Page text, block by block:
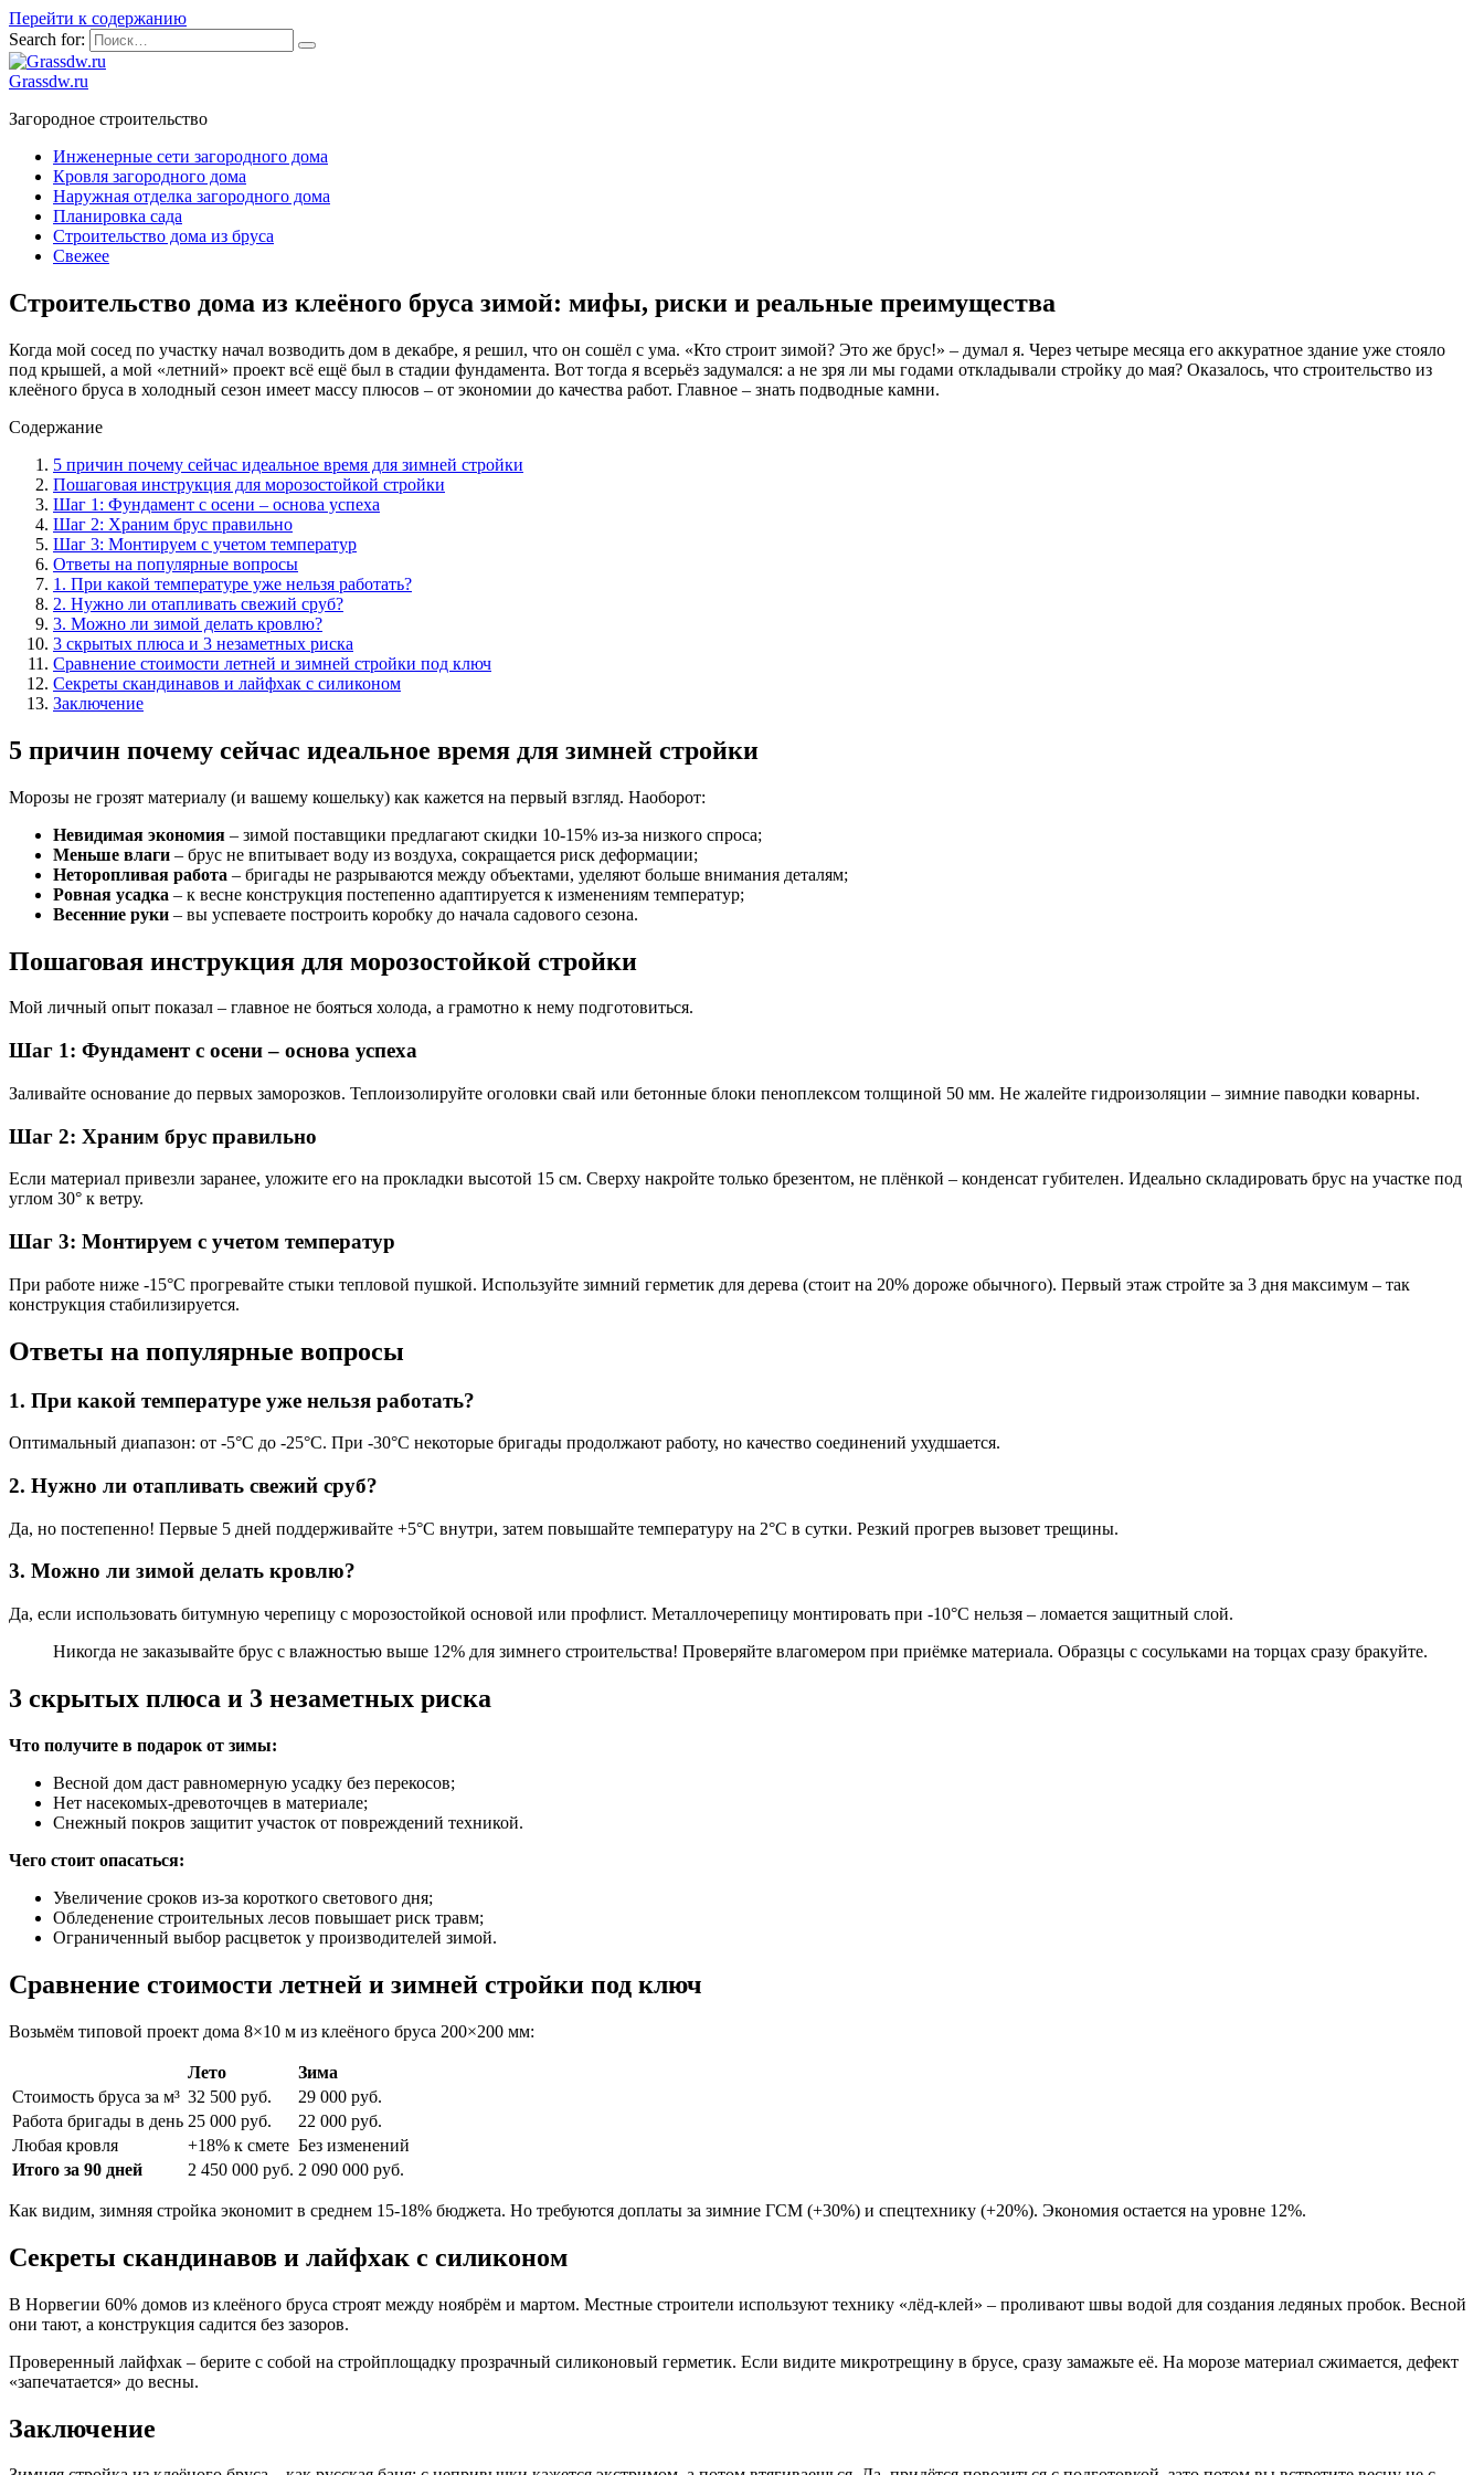
Перейти к содержанию
Search for:
Grassdw.ru
Загородное строительство
Инженерные сети загородного дома
Кровля загородного дома
Наружная отделка загородного дома
Планировка сада
Строительство дома из бруса
Свежее
Строительство дома из клеёного бруса зимой: мифы, риски и реальные преимущества
Когда мой сосед по участку начал возводить дом в декабре, я решил, что он сошёл с ума. «Кто строит зимой? Это же брус!» – думал я. Через четыре месяца его аккуратное здание уже стояло
под крышей, а мой «летний» проект всё ещё был в стадии фундамента. Вот тогда я всерьёз задумался: а не зря ли мы годами откладывали стройку до мая? Оказалось, что строительство из
клеёного бруса в холодный сезон имеет массу плюсов – от экономии до качества работ. Главное – знать подводные камни.
Содержание
5 причин почему сейчас идеальное время для зимней стройки
Пошаговая инструкция для морозостойкой стройки
Шаг 1: Фундамент с осени – основа успеха
Шаг 2: Храним брус правильно
Шаг 3: Монтируем с учетом температур
Ответы на популярные вопросы
1. При какой температуре уже нельзя работать?
2. Нужно ли отапливать свежий сруб?
3. Можно ли зимой делать кровлю?
3 скрытых плюса и 3 незаметных риска
Сравнение стоимости летней и зимней стройки под ключ
Секреты скандинавов и лайфхак с силиконом
Заключение
5 причин почему сейчас идеальное время для зимней стройки
Морозы не грозят материалу (и вашему кошельку) как кажется на первый взгляд. Наоборот:
Невидимая экономия – зимой поставщики предлагают скидки 10-15% из-за низкого спроса;
Меньше влаги – брус не впитывает воду из воздуха, сокращается риск деформации;
Неторопливая работа – бригады не разрываются между объектами, уделяют больше внимания деталям;
Ровная усадка – к весне конструкция постепенно адаптируется к изменениям температур;
Весенние руки – вы успеваете построить коробку до начала садового сезона.
Пошаговая инструкция для морозостойкой стройки
Мой личный опыт показал – главное не бояться холода, а грамотно к нему подготовиться.
Шаг 1: Фундамент с осени – основа успеха
Заливайте основание до первых заморозков. Теплоизолируйте оголовки свай или бетонные блоки пеноплексом толщиной 50 мм. Не жалейте гидроизоляции – зимние паводки коварны.
Шаг 2: Храним брус правильно
Если материал привезли заранее, уложите его на прокладки высотой 15 см. Сверху накройте только брезентом, не плёнкой – конденсат губителен. Идеально складировать брус на участке под
углом 30° к ветру.
Шаг 3: Монтируем с учетом температур
При работе ниже -15°C прогревайте стыки тепловой пушкой. Используйте зимний герметик для дерева (стоит на 20% дороже обычного). Первый этаж стройте за 3 дня максимум – так
конструкция стабилизируется.
Ответы на популярные вопросы
1. При какой температуре уже нельзя работать?
Оптимальный диапазон: от -5°С до -25°С. При -30°C некоторые бригады продолжают работу, но качество соединений ухудшается.
2. Нужно ли отапливать свежий сруб?
Да, но постепенно! Первые 5 дней поддерживайте +5°С внутри, затем повышайте температуру на 2°С в сутки. Резкий прогрев вызовет трещины.
3. Можно ли зимой делать кровлю?
Да, если использовать битумную черепицу с морозостойкой основой или профлист. Металлочерепицу монтировать при -10°С нельзя – ломается защитный слой.
Никогда не заказывайте брус с влажностью выше 12% для зимнего строительства! Проверяйте влагомером при приёмке материала. Образцы с сосульками на торцах сразу бракуйте.
3 скрытых плюса и 3 незаметных риска
Что получите в подарок от зимы:
Весной дом даст равномерную усадку без перекосов;
Нет насекомых-древоточцев в материале;
Снежный покров защитит участок от повреждений техникой.
Чего стоит опасаться:
Увеличение сроков из-за короткого светового дня;
Обледенение строительных лесов повышает риск травм;
Ограниченный выбор расцветок у производителей зимой.
Сравнение стоимости летней и зимней стройки под ключ
Возьмём типовой проект дома 8×10 м из клеёного бруса 200×200 мм:
Лето
Зима
Стоимость бруса за м³ 32 500 руб.
29 000 руб.
Работа бригады в день 25 000 руб.
22 000 руб.
Любая кровля
+18% к смете Без изменений
Итого за 90 дней
2 450 000 руб. 2 090 000 руб.
Как видим, зимняя стройка экономит в среднем 15-18% бюджета. Но требуются доплаты за зимние ГСМ (+30%) и спецтехнику (+20%). Экономия остается на уровне 12%.
Секреты скандинавов и лайфхак с силиконом
В Норвегии 60% домов из клеёного бруса строят между ноябрём и мартом. Местные строители используют технику «лёд-клей» – проливают швы водой для создания ледяных пробок. Весной
они тают, а конструкция садится без зазоров.
Проверенный лайфхак – берите с собой на стройплощадку прозрачный силиконовый герметик. Если видите микротрещину в брусе, сразу замажьте её. На морозе материал сжимается, дефект
«запечатается» до весны.
Заключение